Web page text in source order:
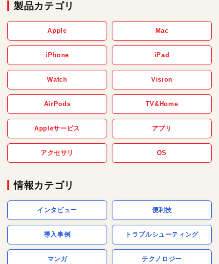
製品カテゴリ
Apple Mac
iPhone iPad
Watch Vision
AirPods TV&Home
Appleサービス アプリ
アクセサリ OS
情報カテゴリ
インタビュー 便利技
導入事例 トラブルシューティング
マンガ テクノロジー